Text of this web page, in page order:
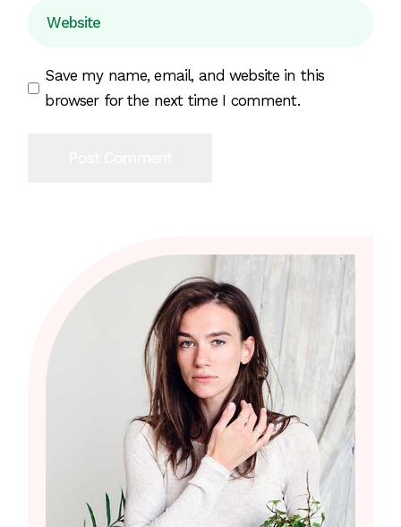
Save my name, email, and website in this
browser for the next time I comment.